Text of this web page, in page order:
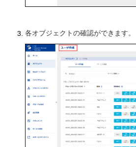
各オブジェクトの確認ができます。